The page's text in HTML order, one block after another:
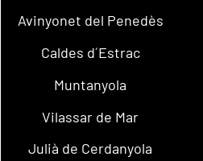
Avinyonet del Penedès
Caldes d´Estrac
Muntanyola
Vilassar de Mar
Julià de Cerdanyola